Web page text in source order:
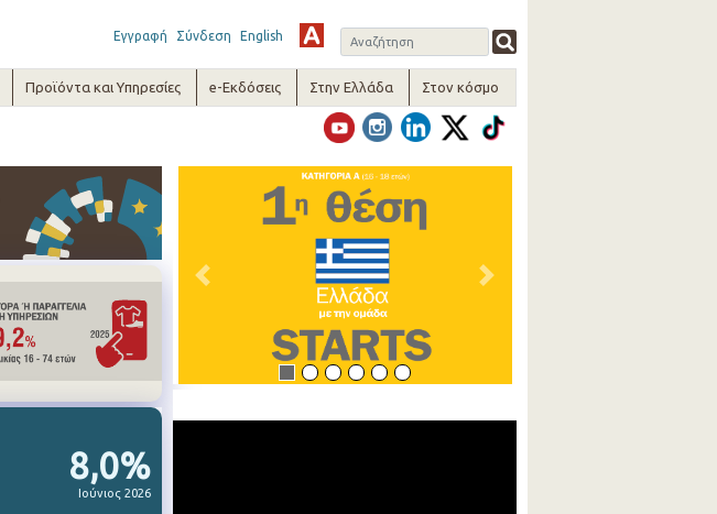
Εγγραφή Σύνδεση English
Προϊόντα και Υπηρεσίες e-Εκδόσεις Στην Ελλάδα Στον κόσμο
8,0%
Ιούνιος 2026
Previous Next